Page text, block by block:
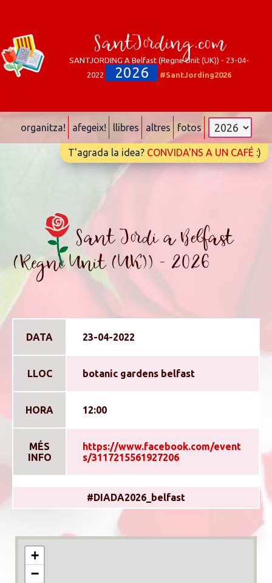
SantJording.com
SANTJORDING A Belfast (Regne Unit (UK)) - 23-04-
2022
2026 #SantJording2026
organitza! afegeix! llibres altres fotos
T'agrada la idea? CONVIDA'NS A UN CAFÉ :)
Sant Jordi a Belfast
(Regne Unit (UK)) - 2026
DATA 23-04-2022
LLOC botanic gardens belfast
HORA 12:00
MÉS
INFO
https://www.facebook.com/event
s/3117215561927206
#DIADA2026_belfast
+
−